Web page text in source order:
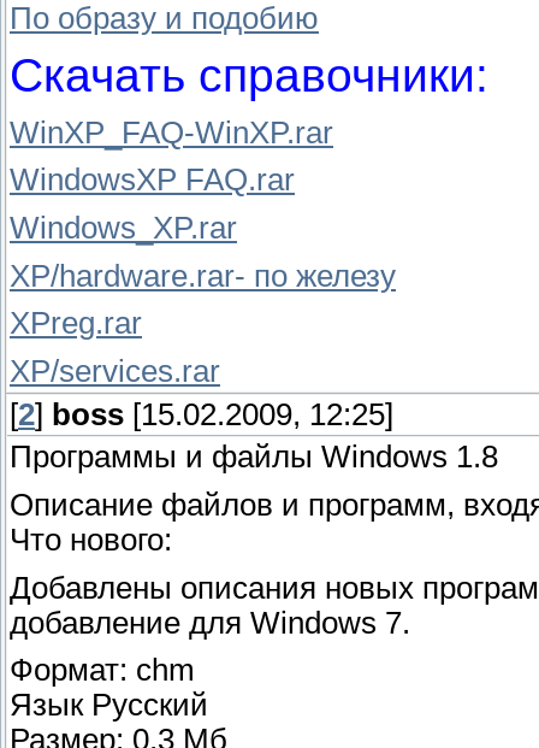
По образу и подобию
Скачать справочники:
WinXP_FAQ-WinXP.rar
WindowsXP FAQ.rar
Windows_XP.rar
XP/hardware.rar- по железу
XPreg.rar
XP/services.rar
[2] boss [15.02.2009, 12:25]
Программы и файлы Windows 1.8
Описание файлов и программ,
Что нового:
Добавлены описания новых
добавление для Windows 7.
Формат: chm
Язык Русский
Размер: 0,3 Мб